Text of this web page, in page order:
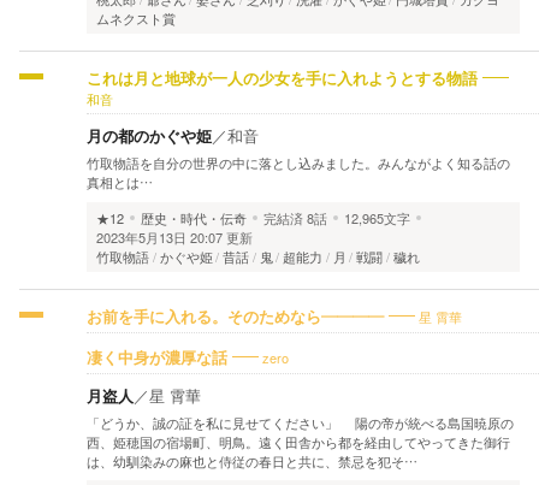
ムネクスト賞
これは月と地球が一人の少女を手に入れようとする物語
和音
月の都のかぐや姫／和音
竹取物語を自分の世界の中に落とし込みました。みんながよく知る話の
真相とは…
★12
歴史・時代・伝奇 完結済8話
12,965文字
2023年5月13日 20:07 更新
竹取物語 かぐや姫 昔話 鬼 超能力 月 戦闘 穢れ
お前を手に入れる。そのためなら―――― 星 霄華
凄く中身が濃厚な話 zero
月盗人 ／星 霄華
「どうか、誠の証を私に見せてください」 陽の帝が統べる島国暁原の
西、姫穂国の宿場町、明鳥。遠く田舎から都を経由してやってきた御行
は、幼馴染みの麻也と侍従の春日と共に、禁忌を犯そ…